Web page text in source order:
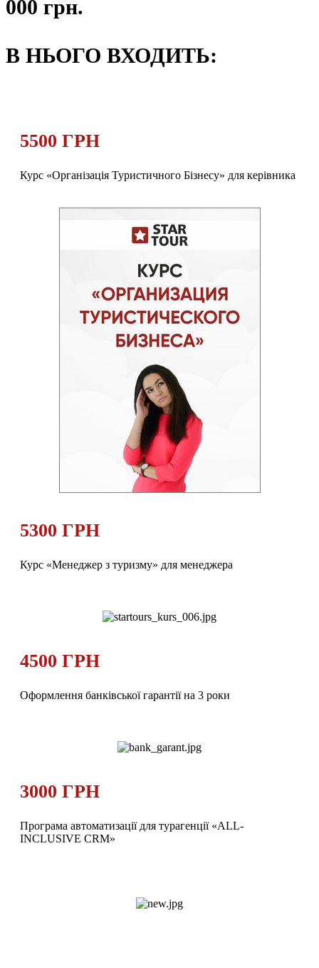
000 грн.
В НЬОГО ВХОДИТЬ:
5500 ГРН
Курс «Організація Туристичного Бізнесу» для керівника
5300 ГРН
Курс «Менеджер з туризму» для менеджера
4500 ГРН
Оформлення банківської гарантії на 3 роки
3000 ГРН
Програма автоматизації для турагенції «ALL-
INCLUSIVE CRM»